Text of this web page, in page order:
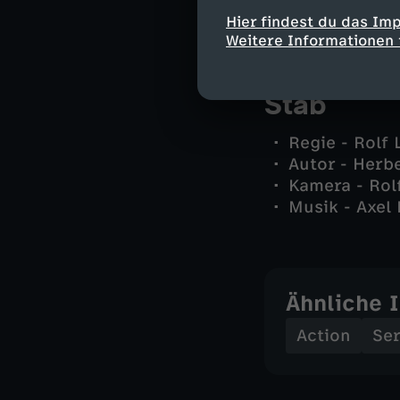
Hier findest du das
Weitere
und andere -
Stab
Regie - Rolf
Autor -
Kamera -
Musik - Axel
Ähnliche
Action